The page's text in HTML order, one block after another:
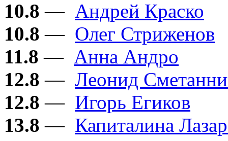
10.8 — Андрей Краско
10.8 — Олег Стриженов
11.8 — Анна Андро
12.8 — Леонид
12.8 — Игорь Егиков
13.8 — Капиталина